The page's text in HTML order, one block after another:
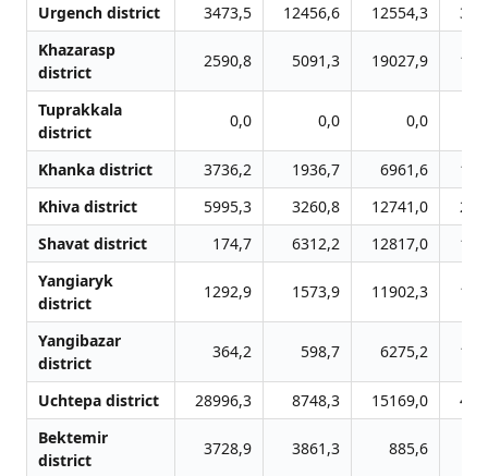
Urgench district 3473,5 12456,6 12554,3
Khazarasp
district
2590,8 5091,3 19027,9
Tuprakkala
district
0,0 0,0 0,0
Khanka district 3736,2 1936,7 6961,6
Khiva district
5995,3 3260,8 12741,0
Shavat district
174,7 6312,2 12817,0
Yangiaryk
district
1292,9 1573,9 11902,3
Yangibazar
district
364,2 598,7 6275,2
Uchtepa district 28996,3 8748,3 15169,0
Bektemir
district
3728,9 3861,3 885,6